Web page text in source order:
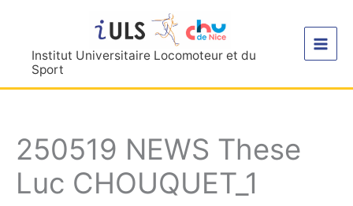
contenuInstitut Universitaire Locomoteur et du
Sport
250519 NEWS These
Luc CHOUQUET_1